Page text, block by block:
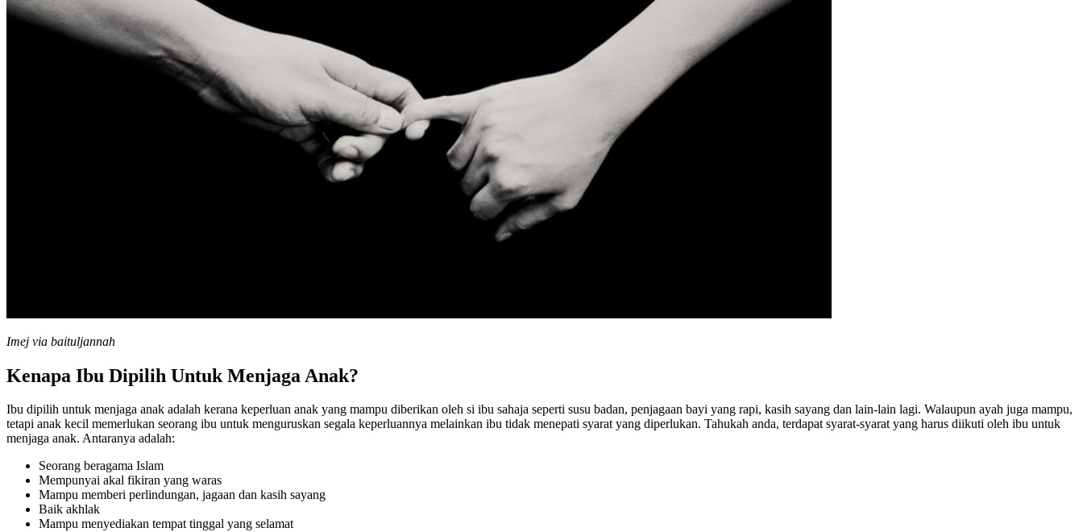
Imej via baituljannah
Kenapa Ibu Dipilih Untuk Menjaga Anak?
Ibu dipilih untuk menjaga anak adalah kerana keperluan anak yang mampu diberikan oleh si ibu sahaja seperti susu badan, penjagaan bayi yang rapi, kasih sayang dan lain-lain lagi. Walaupun ayah juga mampu,
tetapi anak kecil memerlukan seorang ibu untuk menguruskan segala keperluannya melainkan ibu tidak menepati syarat yang diperlukan. Tahukah anda, terdapat syarat-syarat yang harus diikuti oleh ibu untuk
menjaga anak. Antaranya adalah:
Seorang beragama Islam
Mempunyai akal fikiran yang waras
Mampu memberi perlindungan, jagaan dan kasih sayang
Baik akhlak
Mampu menyediakan tempat tinggal yang selamat